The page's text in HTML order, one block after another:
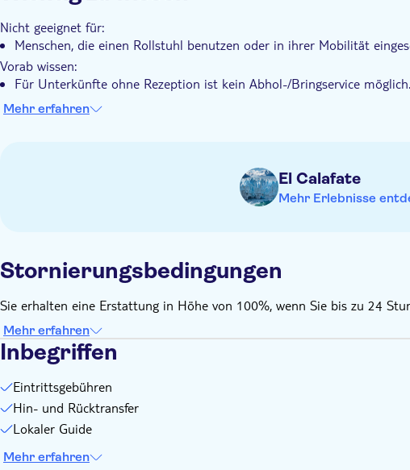
Nicht geeignet für:
Menschen, die einen Rollstuhl benutzen oder in ihrer Mobilität
Vorab wissen:
Für Unterkünfte ohne Rezeption ist kein Abhol-/Bringservice
der Buchung kontaktieren, um einen Treffpunkt in der Nähe zu
Ein gültiger Personalausweis oder eine Kopie Ihres Reisepasses
Mehr erfahren
El Calafate
Mehr Erlebnisse
Stornierungsbedingungen
Sie erhalten eine Erstattung in Höhe von 100%, wenn Sie bis zu 24
Mehr erfahren
Inbegriffen
Eintrittsgebühren
Hin- und Rücktransfer
Lokaler Guide
Mehr erfahren